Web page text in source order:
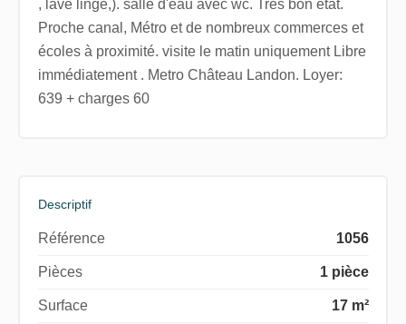
, lave linge,). salle d'eau avec wc. Très bon état.
Proche canal, Métro et de nombreux commerces et
écoles à proximité. visite le matin uniquement Libre
immédiatement . Metro Château Landon. Loyer:
639 + charges 60
Descriptif
Référence 1056
Pièces 1 pièce
Surface 17 m²